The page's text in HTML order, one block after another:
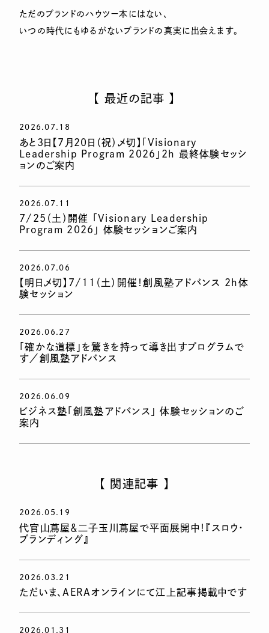
ただのブランドのハウツー本にはない、
いつの時代にもゆるがないブランドの真実に出会えます。
【 最近の記事 】
2026.07.18
あと3日【7月20日（祝）〆切】「Visionary
Leadership Program 2026」2h 最終体験セッシ
ョンのご案内
2026.07.11
7/25（土）開催 「Visionary Leadership
Program 2026」 体験セッションご案内
2026.07.06
【明日〆切】7/11（土）開催！創風塾アドバンス 2h体
験セッション
2026.06.27
「確かな道標」を驚きを持って導き出すプログラムで
す／創風塾アドバンス
2026.06.09
ビジネス塾「創風塾アドバンス」 体験セッションのご
案内
【 関連記事 】
2026.05.19
代官山蔦屋＆二子玉川蔦屋で平面展開中！『スロウ・
ブランディング』
2026.03.21
ただいま、AERAオンラインにて江上記事掲載中です
2026.01.31